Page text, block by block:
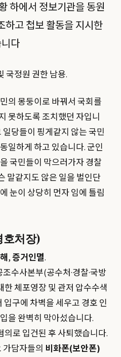
하에서 정보기관을 동원
하고 첩보 활동을 지시한
다
국정원 권한 남용.
의 몽둥이로 바꿔서 국회를
못하도록 조치했던 자입니
당들이 핑게같지 않는 국민
일하게 하고 있습니다. 군인
국민들이 막으러가자 경찰
말같지도 않은 일을 벌인단
눈이 상당히 먼자 임에 틀림
호처장)
,증거인멸.
수사본부(공수처·경찰·국방
체포영장 및 관저 압수수색
구에 차벽을 세우고 경호 인
을 완벽히 막아섰습니다.
의로 입건된 후 사퇴했습니다.
담자들의 비화폰(보안폰)